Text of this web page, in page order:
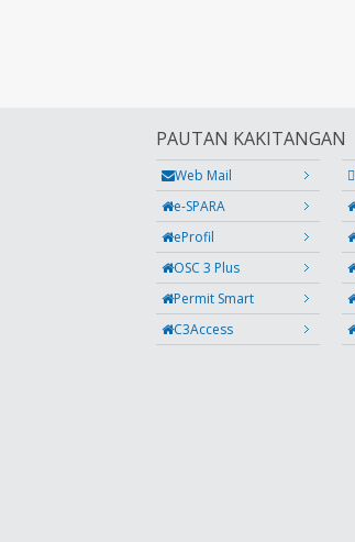
PAUTAN KAKITANGAN
Web Mail
e-SPARA
eProfil
OSC 3 Plus
Permit Smart
C3Access